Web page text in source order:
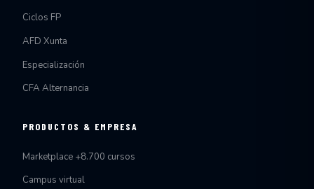
Ciclos FP
AFD Xunta
Especialización
CFA Alternancia
PRODUCTOS & EMPRESA
Marketplace +8.700 cursos
Campus virtual